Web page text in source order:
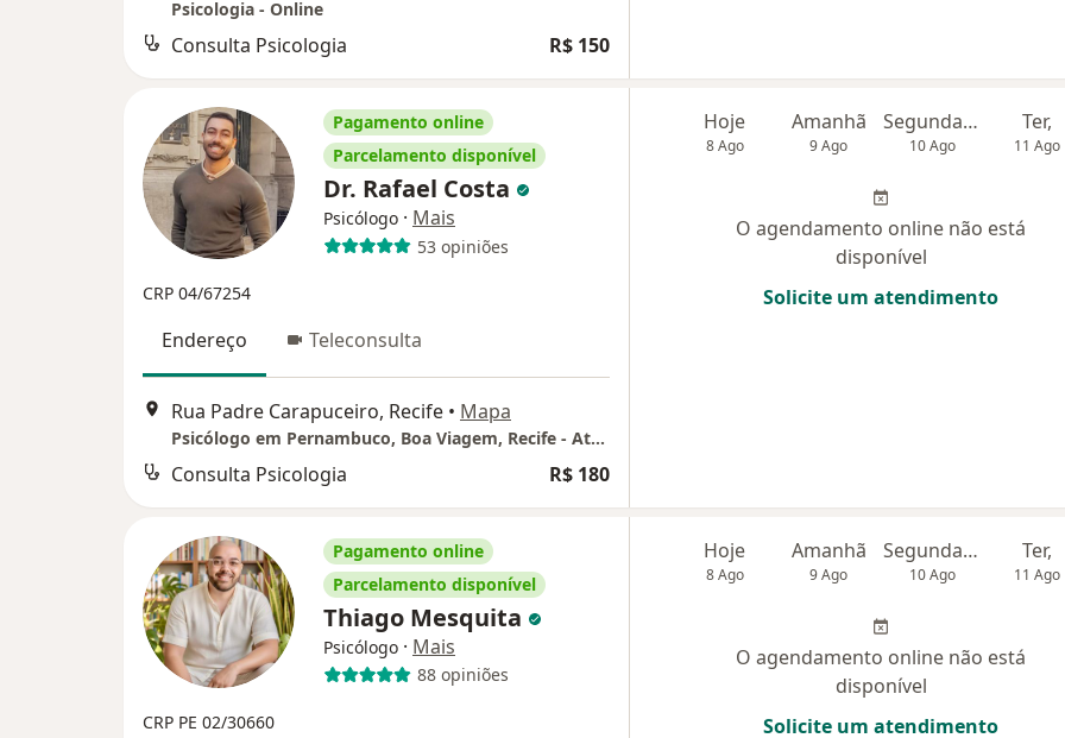
Psicologia - Online
Consulta Psicologia R$ 150
Pagamento online
Parcelamento disponível
Dr. Rafael Costa
Psicólogo · Mais
53 opiniões
CRP 04/67254
Endereço Teleconsulta
Rua Padre Carapuceiro, Recife • Mapa
Psicólogo em Pernambuco, Boa Viagem, Recife - Atendimento Psicológico - Consultório online para homens e mulheres de Pernambuco
Consulta Psicologia R$ 180
Hoje
8 Ago
Amanhã
9 Ago
Segunda-feira
10 Ago
Ter,
11 Ago
O agendamento online não está
disponível
Solicite um atendimento
Pagamento online
Parcelamento disponível
Thiago Mesquita
Psicólogo · Mais
88 opiniões
CRP PE 02/30660
Hoje
8 Ago
Amanhã
9 Ago
Segunda-feira
10 Ago
Ter,
11 Ago
O agendamento online não está
disponível
Solicite um atendimento